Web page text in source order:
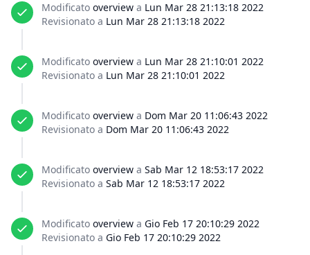
Modificato overview a Lun Mar 28 21:13:18 2022
Revisionato a Lun Mar 28 21:13:18 2022
Modificato overview a Lun Mar 28 21:10:01 2022
Revisionato a Lun Mar 28 21:10:01 2022
Modificato overview a Dom Mar 20 11:06:43 2022
Revisionato a Dom Mar 20 11:06:43 2022
Modificato overview a Sab Mar 12 18:53:17 2022
Revisionato a Sab Mar 12 18:53:17 2022
Modificato overview a Gio Feb 17 20:10:29 2022
Revisionato a Gio Feb 17 20:10:29 2022